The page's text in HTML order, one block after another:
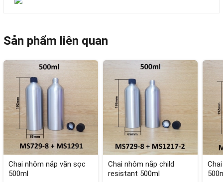
Sản phẩm liên quan
Chai nhôm nắp vặn sọc
500ml
Chai nhôm nắp child
resistant 500ml